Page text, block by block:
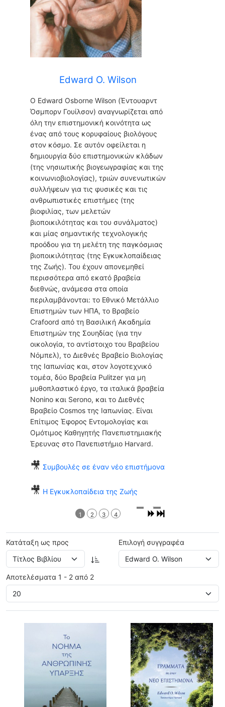
Edward O. Wilson
Ο Edward Osborne Wilson (Έντουαρντ
Όσμπορν Γουίλσον) αναγνωρίζεται από
όλη την επιστημονική κοινότητα ως
ένας από τους κορυφαίους βιολόγους
στον κόσμο. Σε αυτόν οφείλεται η
δημιουργία δύο επιστημονικών κλάδων
(της νησιωτικής βιογεωγραφίας και της
κοινωνιοβιολογίας), τριών συνενωτικών
συλλήψεων για τις φυσικές και τις
ανθρωπιστικές επιστήμες (της
βιοφιλίας, των μελετών
βιοποικιλότητας και του συνάλματος)
και μίας σημαντικής τεχνολογικής
προόδου για τη μελέτη της παγκόσμιας
βιοποικιλότητας (της Εγκυκλοπαίδειας
της Ζωής). Του έχουν απονεμηθεί
περισσότερα από εκατό βραβεία
διεθνώς, ανάμεσα στα οποία
περιλαμβάνονται: το Εθνικό Μετάλλιο
Επιστημών των ΗΠΑ, το Βραβείο
Crafoord από τη Βασιλική Ακαδημία
Επιστημών της Σουηδίας (για την
οικολογία, το αντίστοιχο του Βραβείου
Νόμπελ), το Διεθνές Βραβείο Βιολογίας
της Ιαπωνίας και, στον λογοτεχνικό
τομέα, δύο Βραβεία Pulitzer για μη
μυθοπλαστικό έργο, τα ιταλικά βραβεία
Nonino και Serono, και το Διεθνές
Βραβείο Cosmos της Ιαπωνίας. Είναι
Επίτιμος Έφορος Εντομολογίας και
Ομότιμος Καθηγητής Πανεπιστημιακής
Έρευνας στο Πανεπιστήμιο Harvard.
🎥 Συμβουλές σε έναν νέο επιστήμονα
🎥 Η Εγκυκλοπαίδεια της Ζωής
1 2 3 4
Κατάταξη ως προς Επιλογή συγγραφέα
Αποτελέσματα 1 - 2 από 2